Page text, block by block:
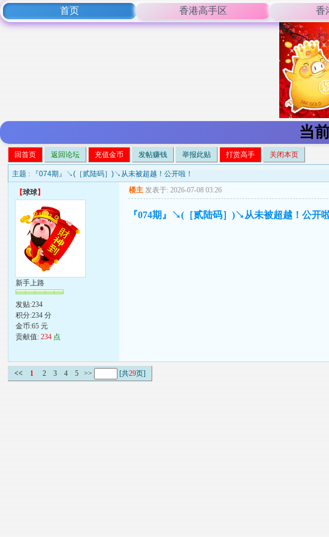
首页 香港高手区 香
当
回首页 返回论坛 充值金币 发帖赚钱 举报此贴 打赏高手 关闭本页
主题 : 『074期』↘(［贰陆码］)↘从未被超越！公开啦！
【球球】
新手上路
发贴:234
积分:234 分
金币:65 元
贡献值:234 点
楼主 发表于: 2026-07-08 03:26
『074期』↘(［贰陆码］)↘从未被超越！公开啦
<< 1 2 3 4 5 >> [共29页]